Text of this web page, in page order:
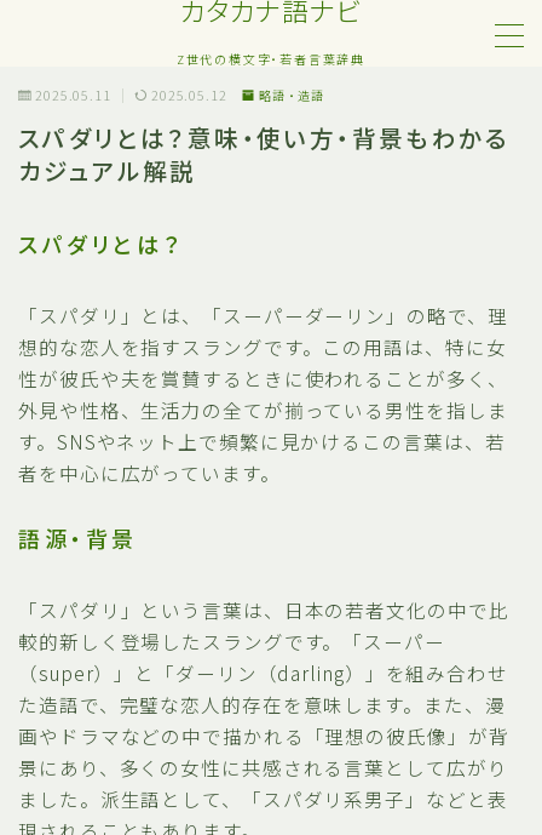
カタカナ語ナビ
Z世代の横文字・若者言葉辞典
MENU
Z世代・若者カタカナ語
ネット・SNS用語
日常でよく聞く流行語
略語・造語
2025.05.11 2025.05.12 略語・造語
スパダリとは？意味・使い方・背景もわかる
カジュアル解説
スパダリとは？
「スパダリ」とは、「スーパーダーリン」の略で、理
想的な恋人を指すスラングです。この用語は、特に女
性が彼氏や夫を賞賛するときに使われることが多く、
外見や性格、生活力の全てが揃っている男性を指しま
す。SNSやネット上で頻繁に見かけるこの言葉は、若
者を中心に広がっています。
語源・背景
「スパダリ」という言葉は、日本の若者文化の中で比
較的新しく登場したスラングです。「スーパー
（super）」と「ダーリン（darling）」を組み合わせ
た造語で、完璧な恋人的存在を意味します。また、漫
画やドラマなどの中で描かれる「理想の彼氏像」が背
景にあり、多くの女性に共感される言葉として広がり
ました。派生語として、「スパダリ系男子」などと表